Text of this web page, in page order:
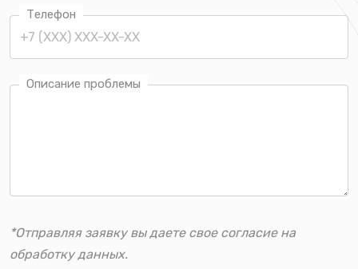
Телефон
Описание проблемы
*Отправляя заявку вы даете свое согласие на
обработку данных.